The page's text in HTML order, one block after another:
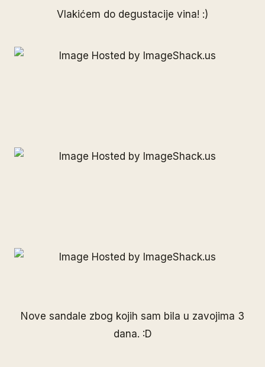
Vlakićem do degustacije vina! :)
Nove sandale zbog kojih sam bila u zavojima 3
dana. :D